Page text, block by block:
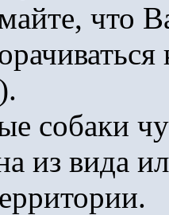
что
собаки
из вида